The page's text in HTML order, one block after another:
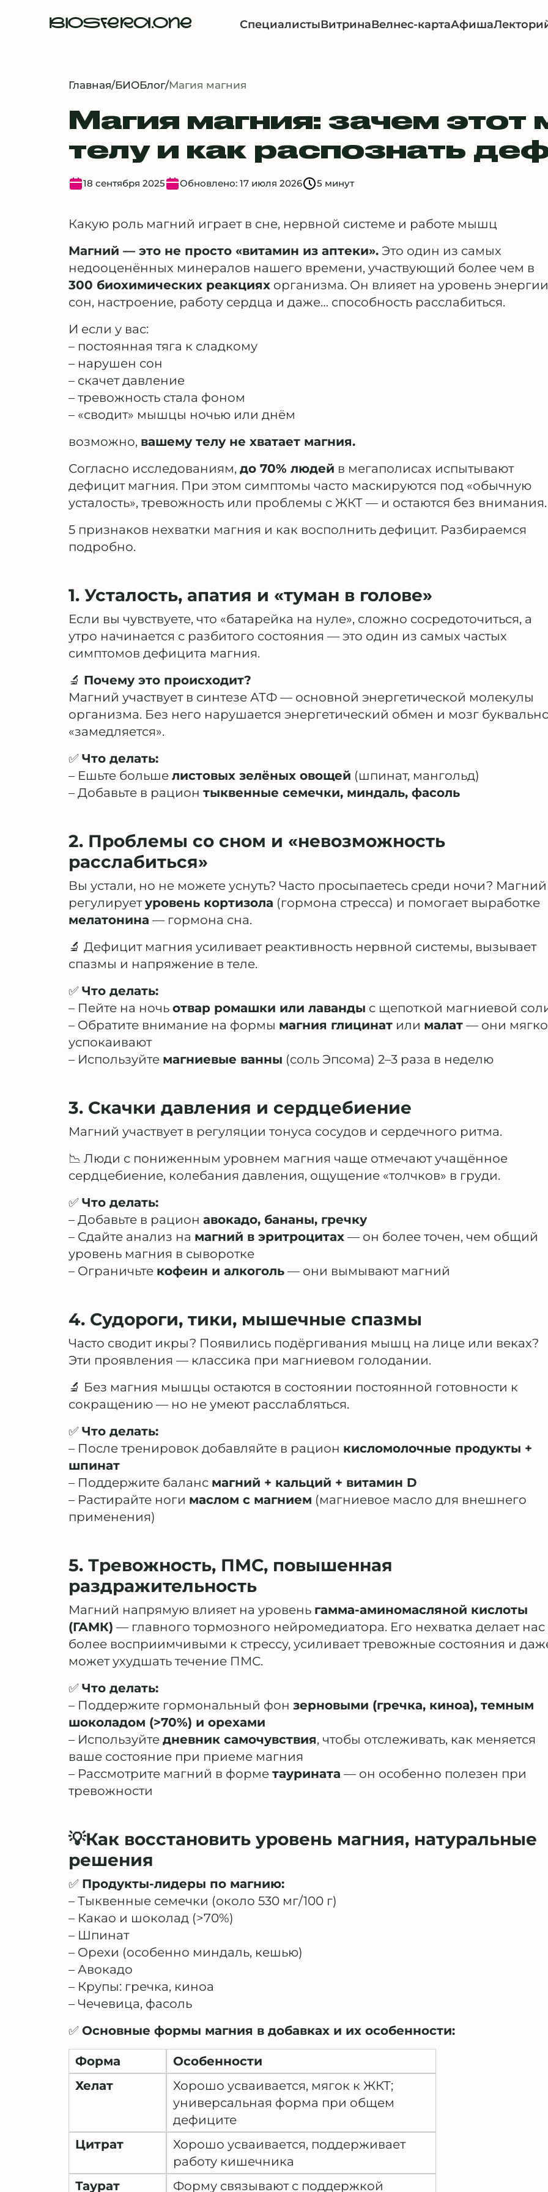
BIOSFERA.ONE СпециалистыВитринаВелнес-картаАфиша
Главная/БИОБлог/Магия магния
Магия магния: зачем этот
телу и как распознать
18 сентября 2025 Обновлено: 17 июля 2026 5 минут
Какую роль магний играет в сне, нервной системе и работе мышц
Магний — это не просто «витамин из аптеки». Это один из самых
недооценённых минералов нашего времени, участвующий более чем в
300 биохимических реакциях организма. Он влияет на уровень
сон, настроение, работу сердца и даже… способность расслабиться.
И если у вас:
– постоянная тяга к сладкому
– нарушен сон
– скачет давление
– тревожность стала фоном
– «сводит» мышцы ночью или днём
возможно, вашему телу не хватает магния.
Согласно исследованиям, до 70% людей в мегаполисах испытывают
дефицит магния. При этом симптомы часто маскируются под «обычную
усталость», тревожность или проблемы с ЖКТ — и остаются без внимания.
5 признаков нехватки магния и как восполнить дефицит. Разбираемся
подробно.
1. Усталость, апатия и «туман в голове»
Если вы чувствуете, что «батарейка на нуле», сложно сосредоточиться, а
утро начинается с разбитого состояния — это один из самых частых
симптомов дефицита магния.
🔬 Почему это происходит?
Магний участвует в синтезе АТФ — основной энергетической молекулы
организма. Без него нарушается энергетический обмен и мозг
«замедляется».
✅ Что делать:
– Ешьте больше листовых зелёных овощей (шпинат, мангольд)
– Добавьте в рацион тыквенные семечки, миндаль, фасоль
2. Проблемы со сном и «невозможность
расслабиться»
Вы устали, но не можете уснуть? Часто просыпаетесь среди ночи? Магний
регулируетуровень кортизола (гормона стресса) и помогает выработке
мелатонина — гормона сна.
🔬 Дефицит магния усиливает реактивность нервной системы, вызывает
спазмы и напряжение в теле.
✅ Что делать:
– Пейте на ночь отвар ромашки или лаванды с щепоткой магниевой
– Обратите внимание на формы магния глицинат или малат — они мягко
успокаивают
– Используйте магниевые ванны (соль Эпсома) 2–3 раза в неделю
3. Скачки давления и сердцебиение
Магний участвует в регуляции тонуса сосудов и сердечного ритма.
📉 Люди с пониженным уровнем магния чаще отмечают учащённое
сердцебиение, колебания давления, ощущение «толчков» в груди.
✅ Что делать:
– Добавьте в рацион авокадо, бананы, гречку
– Сдайте анализ на магний в эритроцитах — он более точен, чем общий
уровень магния в сыворотке
– Ограничьте кофеин и алкоголь — они вымывают магний
4. Судороги, тики, мышечные спазмы
Часто сводит икры? Появились подёргивания мышц на лице или веках?
Эти проявления — классика при магниевом голодании.
🔬 Без магния мышцы остаются в состоянии постоянной готовности к
сокращению — но не умеют расслабляться.
✅ Что делать:
– После тренировок добавляйте в рацион кисломолочные продукты +
шпинат
– Поддержите баланс магний + кальций + витамин D
– Растирайте ноги маслом с магнием (магниевое масло для внешнего
применения)
5. Тревожность, ПМС, повышенная
раздражительность
Магний напрямую влияет на уровень гамма-аминомасляной кислоты
(ГАМК) — главного тормозного нейромедиатора. Его нехватка делает нас
более восприимчивыми к стрессу, усиливает тревожные состояния и
может ухудшать течение ПМС.
✅ Что делать:
– Поддержите гормональный фон зерновыми (гречка, киноа), темным
шоколадом (>70%) и орехами
– Используйте дневник самочувствия, чтобы отслеживать, как меняется
ваше состояние при приеме магния
– Рассмотрите магний в форме таурината — он особенно полезен при
тревожности
💡Как восстановить уровень магния, натуральные
решения
✅ Продукты-лидеры по магнию:
– Тыквенные семечки (около 530 мг/100 г)
– Какао и шоколад (>70%)
– Шпинат
– Орехи (особенно миндаль, кешью)
– Авокадо
– Крупы: гречка, киноа
– Чечевица, фасоль
✅ Основные формы магния в добавках и их особенности:
Форма
Особенности
Хелат
Хорошо усваивается, мягок к ЖКТ;
универсальная форма при общем
дефиците
Цитрат
Хорошо усваивается, поддерживает
работу кишечника
Таурат
Форму связывают с поддержкой